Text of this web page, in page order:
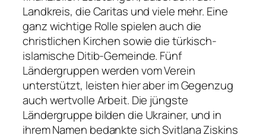
Landkreis, die Caritas und viele mehr. Eine
ganz wichtige Rolle spielen auch die
christlichen Kirchen sowie die türkisch-
islamische Ditib-Gemeinde. Fünf
Ländergruppen werden vom Verein
unterstützt, leisten hier aber im Gegenzug
auch wertvolle Arbeit. Die jüngste
Ländergruppe bilden die Ukrainer, und in
ihrem Namen bedankte sich Svitlana Ziskins